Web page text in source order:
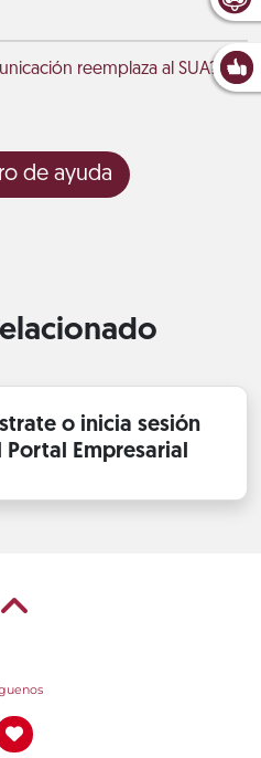
reemplaza al SUA?
de ayuda
o inicia sesión
Portal Empresarial